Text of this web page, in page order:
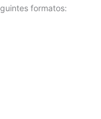
formatos: